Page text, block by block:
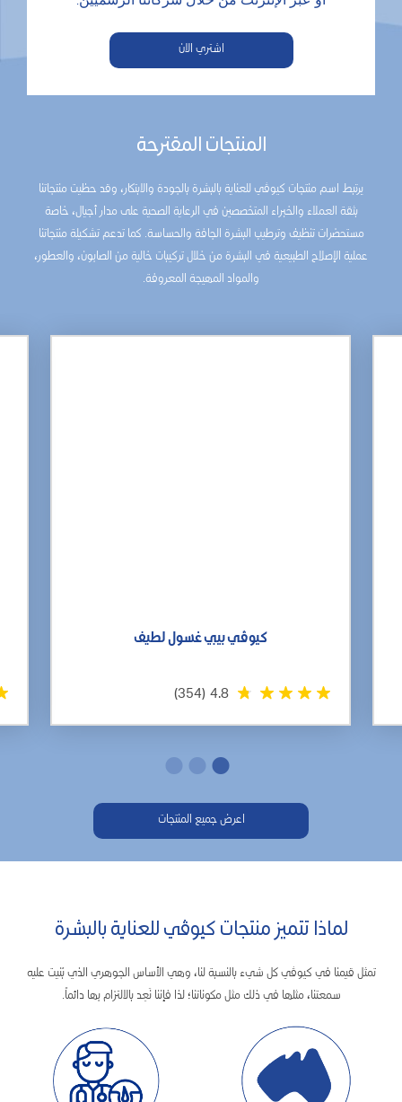
اشتري الان
المنتجات المقترحة
يرتبط اسم منتجات كيوڤي للعناية بالبشرة بالجودة والابتكار، وقد حظيت منتجاتنا
بثقة العملاء والخبراء المتخصصين في الرعاية الصحية على مدار أجيال، خاصة
مستحضرات تنظيف وترطيب البشرة الجافة والحساسة. كما تدعم تشكيلة منتجاتنا
عملية الإصلاح الطبيعية في البشرة من خلال تركيبات خالية من الصابون، والعطور،
والمواد المهيجة المعروفة.
كيوڤي بيبي غسول لطيف
4.8
(354)
اعرض جميع المنتجات
لماذا تتميز منتجات كيوڤي للعناية بالبشرة
تمثل قيمنا في كيوڤي كل شيء بالنسبة لنا، وهي الأساس الجوهري الذي بُنيت عليه
سمعتنا، مثلها في ذلك مثل مكوناتنا؛ لذا فإننا نَعِد بالالتزام بها دائماً.